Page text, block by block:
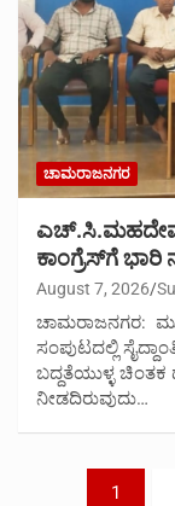
ಚಾಮರಾಜನಗರ
ಕಾಂಗ್ರೆಸ್‌ಗೆ
August 7, 2026
ಚಾಮರಾಜನಗರ:
ಸಂಪುಟದಲ್ಲಿ
ಬದ್ದತೆಯುಳ್ಳ
ನೀಡದಿರುವುದು…
1